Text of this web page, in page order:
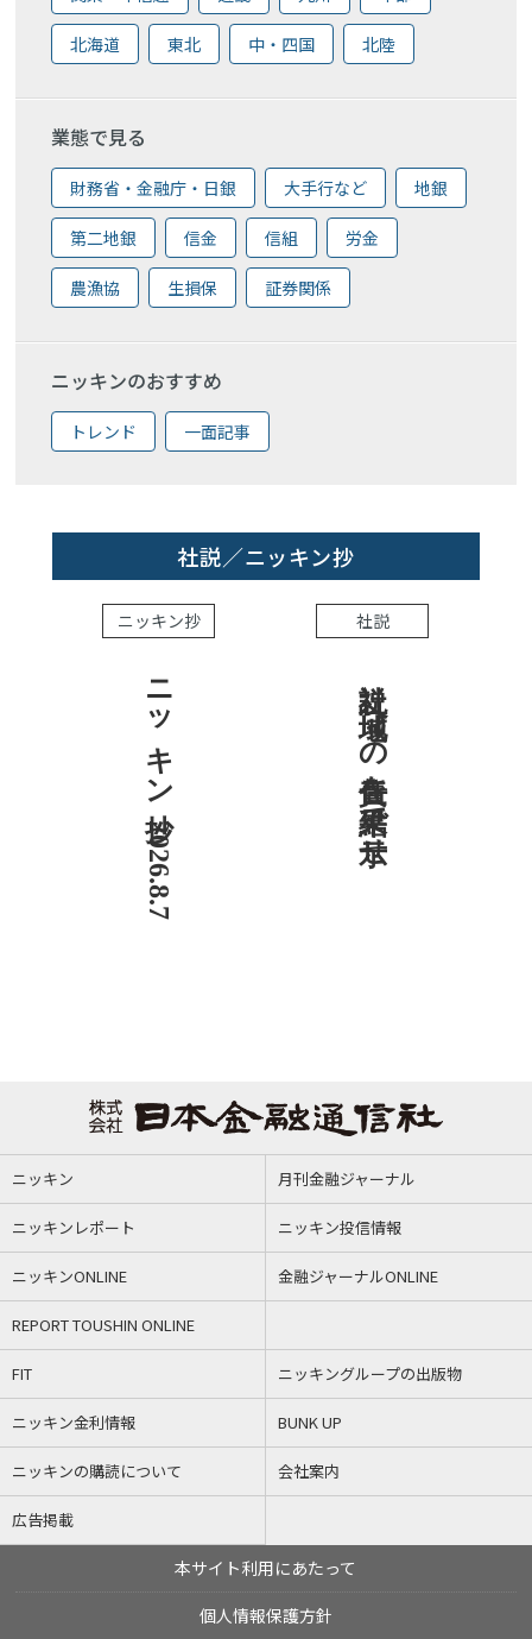
北海道 東北 中・四国 北陸
業態で見る
財務省・金融庁・日銀 大手行など 地銀
第二地銀 信金 信組 労金
農漁協 生損保 証券関係
ニッキンのおすすめ
トレンド 一面記事
社説／ニッキン抄
ニッキン抄
ニッキン抄 2026.8.7
社説
社説 地域への責任を結果で示せ
ニッキン 月刊金融ジャーナル
ニッキンレポート ニッキン投信情報
ニッキンONLINE 金融ジャーナルONLINE
REPORT TOUSHIN ONLINE
FIT ニッキングループの出版物
ニッキン金利情報 BUNK UP
ニッキンの購読について 会社案内
広告掲載
本サイト利用にあたって
個人情報保護方針